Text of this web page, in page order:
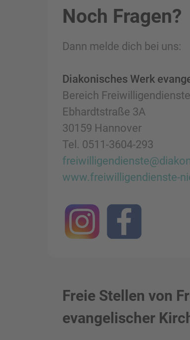
Noch Fragen?
Dann melde dich bei uns:
Diakonisches Werk
Bereich Freiwilligendienste
Ebhardtstraße 3A
30159 Hannover
Tel. 0511-3604-293
www.freiwilligendienste-
Freie Stellen von
evangelischer